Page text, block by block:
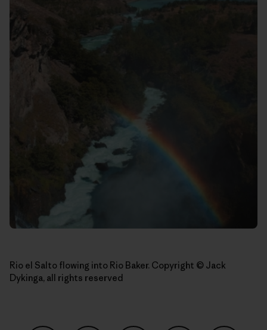
Rio el Salto flowing into Rio Baker. Copyright © Jack
Dykinga, all rights reserved